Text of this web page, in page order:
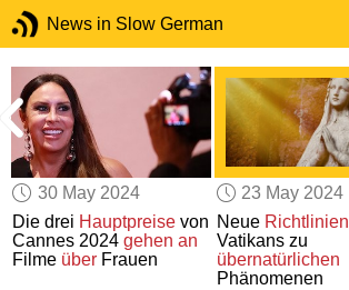
News in Slow German
30 May 2024
Die drei Hauptpreise von
Cannes 2024gehen an
Filme über Frauen
23 May 2024
Neue Richtlinien
Vatikans zu
übernatürlichen
Phänomenen